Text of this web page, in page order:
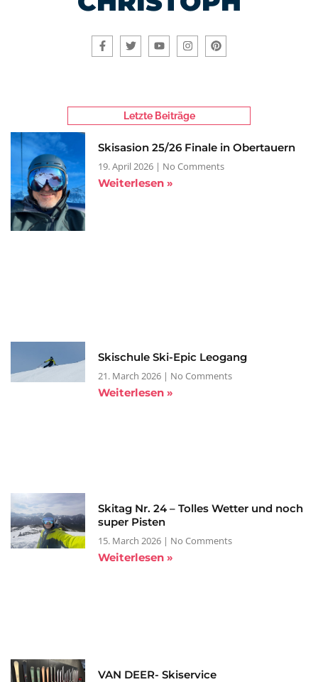
Letzte Beiträge
Skisasion 25/26 Finale in Obertauern
19. April 2026 No Comments
Weiterlesen »
Skischule Ski-Epic Leogang
21. March 2026 No Comments
Weiterlesen »
Skitag Nr. 24 – Tolles Wetter und noch
super Pisten
15. March 2026 No Comments
Weiterlesen »
VAN DEER- Skiservice